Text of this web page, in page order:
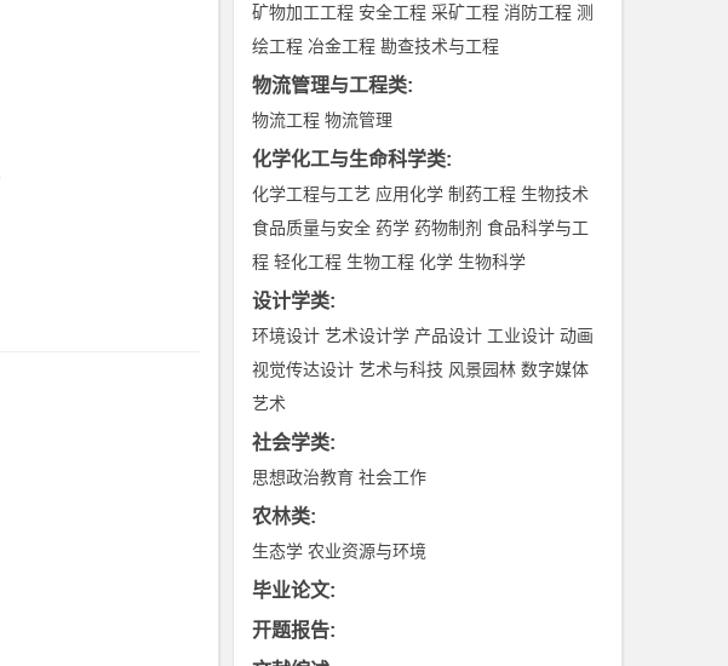
矿物加工工程 安全工程 采矿工程 消防工程 测
绘工程 冶金工程 勘查技术与工程
物流管理与工程类:
物流工程 物流管理
化学化工与生命科学类:
化学工程与工艺 应用化学 制药工程 生物技术
食品质量与安全 药学 药物制剂 食品科学与工
程 轻化工程 生物工程 化学 生物科学
设计学类:
环境设计 艺术设计学 产品设计 工业设计 动画
视觉传达设计 艺术与科技 风景园林 数字媒体
艺术
社会学类:
思想政治教育 社会工作
农林类:
生态学 农业资源与环境
毕业论文:
开题报告: